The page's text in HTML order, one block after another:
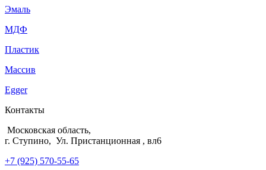
Эмаль
МДФ
Пластик
Массив
Egger
Контакты
Московская область,
г. Ступино, Ул. Пристанционная , вл6
+7 (925) 570-55-65